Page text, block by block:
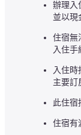
辦理入
並以現
住宿無
入住手
入住時
主要訂
此住宿
住宿有